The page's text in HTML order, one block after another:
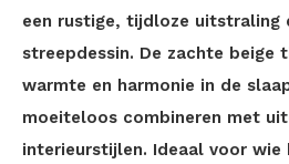
een rustige, tijdloze uitstraling
streepdessin. De zachte beige
warmte en harmonie in de
moeiteloos combineren met
interieurstijlen. Ideaal voor wie